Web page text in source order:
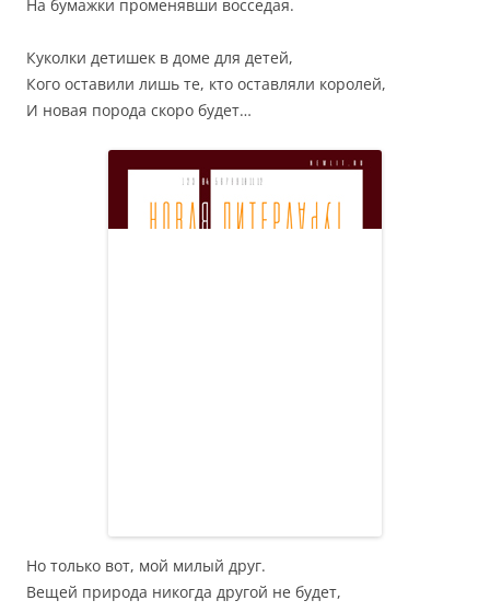
На бумажки променявши восседая.
Куколки детишек в доме для детей,
Кого оставили лишь те, кто оставляли королей,
И новая порода скоро будет…
Но только вот, мой милый друг.
Вещей природа никогда другой не будет,